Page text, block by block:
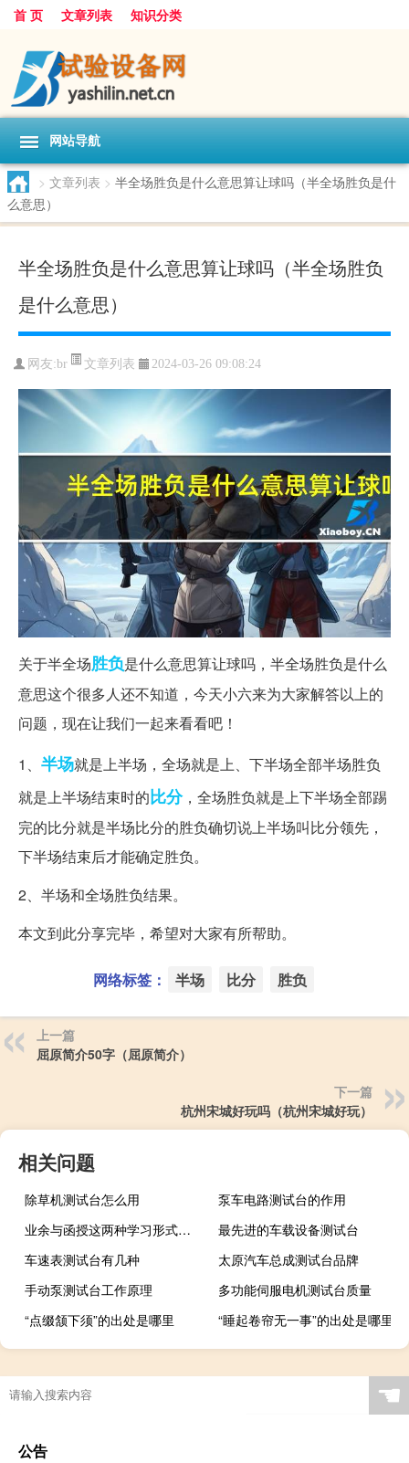
首 页 文章列表 知识分类
网站导航
> 文章列表 > 半全场胜负是什么意思算让球吗（半全场胜负是什
么意思）
半全场胜负是什么意思算让球吗（半全场胜负
是什么意思）
网友:br 文章列表 2024-03-26 09:08:24
关于半全场胜负是什么意思算让球吗，半全场胜负是什么
意思这个很多人还不知道，今天小六来为大家解答以上的
问题，现在让我们一起来看看吧！
1、 半场就是上半场，全场就是上、下半场全部半场胜负
就是上半场结束时的比分，全场胜负就是上下半场全部踢
完的比分就是半场比分的胜负确切说上半场叫比分领先，
下半场结束后才能确定胜负。
2、半场和全场胜负结果。
本文到此分享完毕，希望对大家有所帮助。
网络标签： 半场 比分 胜负
上一篇
屈原简介50字（屈原简介）
下一篇
杭州宋城好玩吗（杭州宋城好玩）
相关问题
除草机测试台怎么用
泵车电路测试台的作用
业余与函授这两种学习形式有什么区别
最先进的车载设备测试台
车速表测试台有几种
太原汽车总成测试台品牌
手动泵测试台工作原理
多功能伺服电机测试台质量
“点缀颔下须”的出处是哪里
“睡起卷帘无一事”的出处是哪里
☚
公告